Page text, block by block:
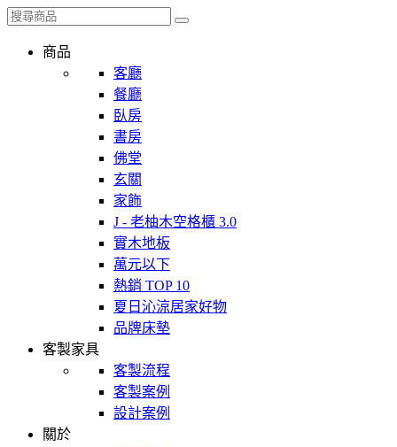
商品
客廳
餐廳
臥房
書房
佛堂
玄關
家飾
J - 老柚木空格櫃 3.0
實木地板
萬元以下
熱銷 TOP 10
夏日沁涼居家好物
品牌床墊
客製家具
客製流程
客製案例
設計案例
關於